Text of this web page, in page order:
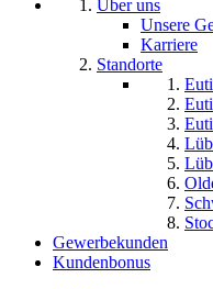
Über uns
Unsere
Karriere
Standorte
Gewerbekunden
Kundenbonus